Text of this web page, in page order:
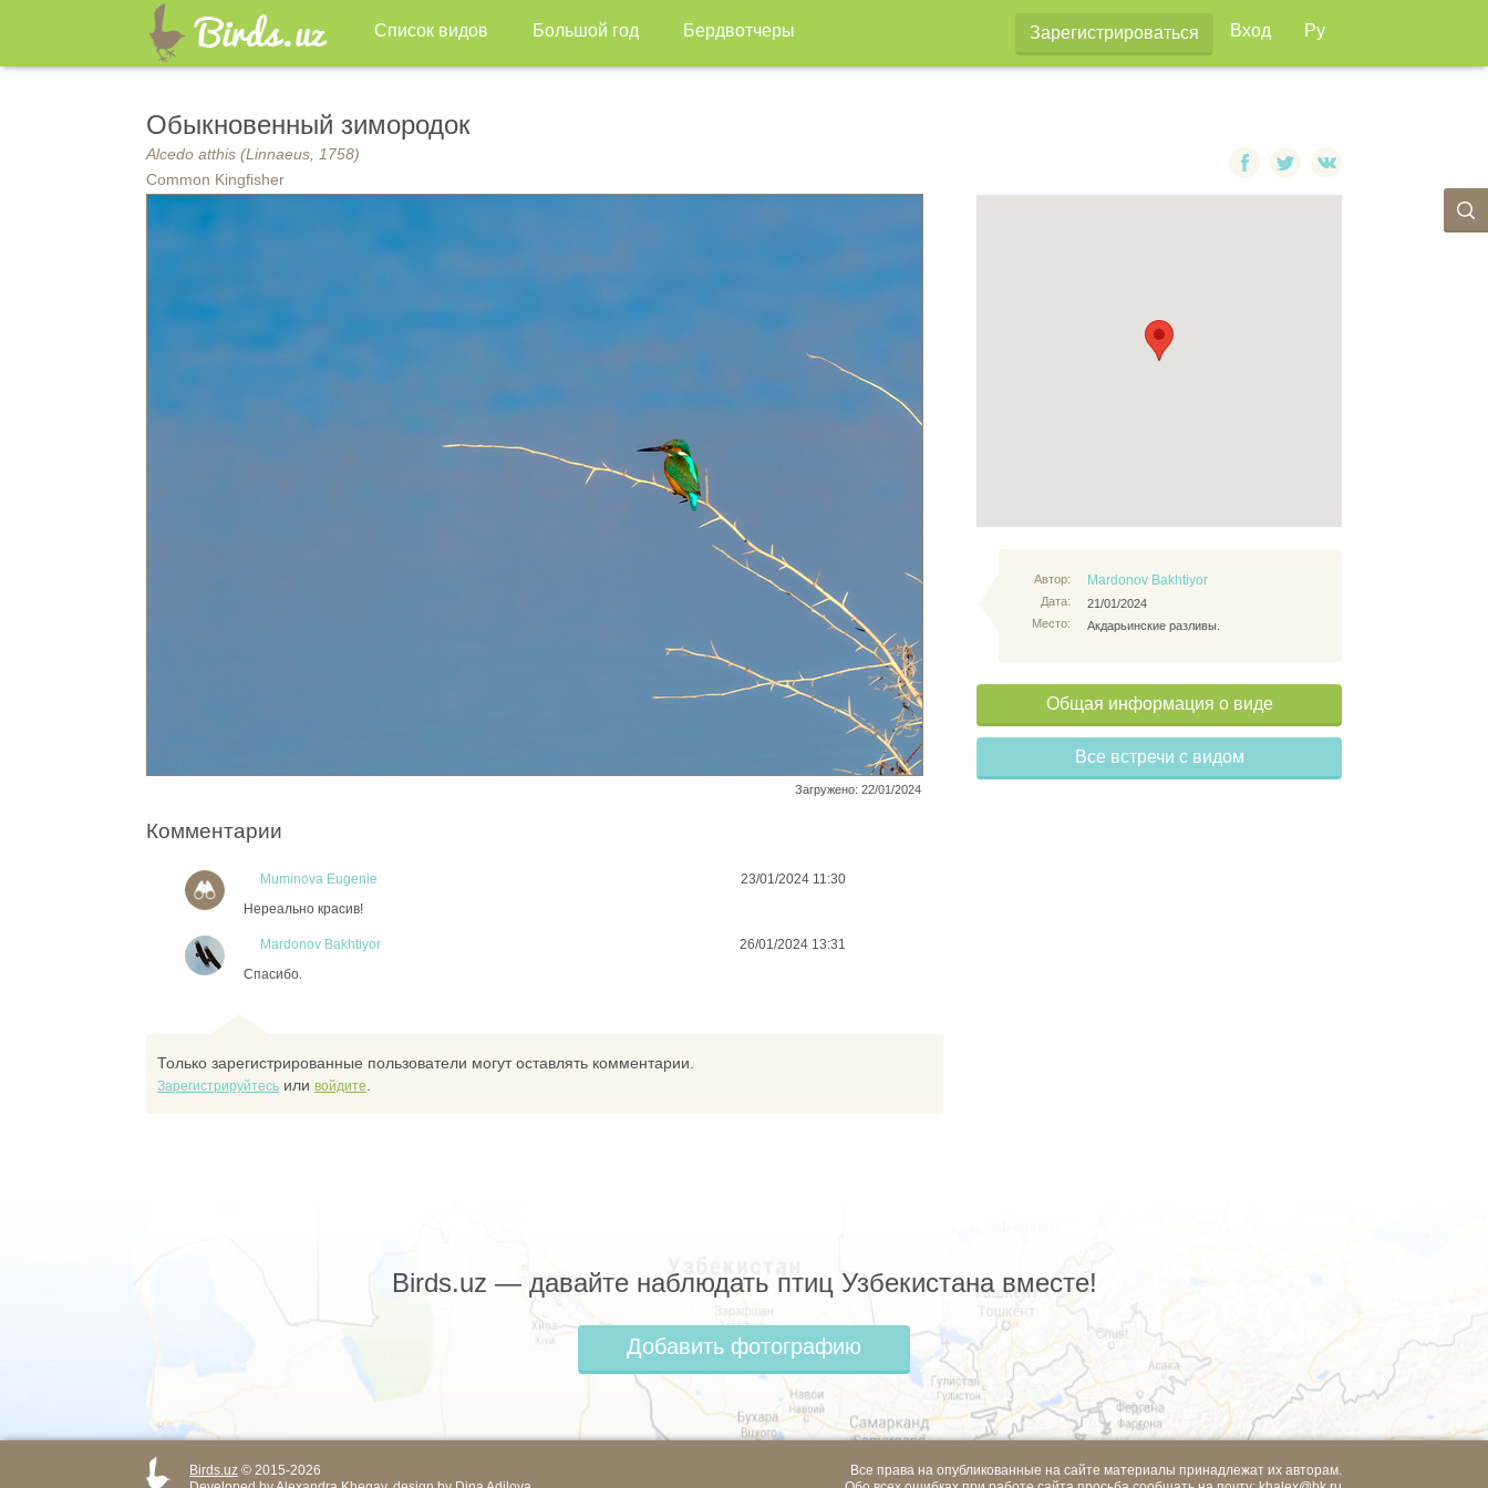
Список видов Большой год Бердвотчеры Зарегистрироваться Вход Ру
Обыкновенный зимородок
Alcedo atthis (Linnaeus, 1758)
Common Kingfisher
Загружено: 22/01/2024
Автор:
Дата:
Место:
Mardonov Bakhtiyor
21/01/2024
Акдарьинские разливы.
Общая информация о виде
Все встречи с видом
Комментарии
Muminova Eugenie
23/01/2024 11:30
Нереально красив!
Mardonov Bakhtiyor
26/01/2024 13:31
Спасибо.
Только зарегистрированные пользователи могут оставлять комментарии.
Зарегистрируйтесь или войдите
Birds.uz — давайте наблюдать птиц Узбекистана вместе!
Добавить фотографию
Birds.uz © 2015-2026
Все права на опубликованные на сайте материалы принадлежат их авторам.